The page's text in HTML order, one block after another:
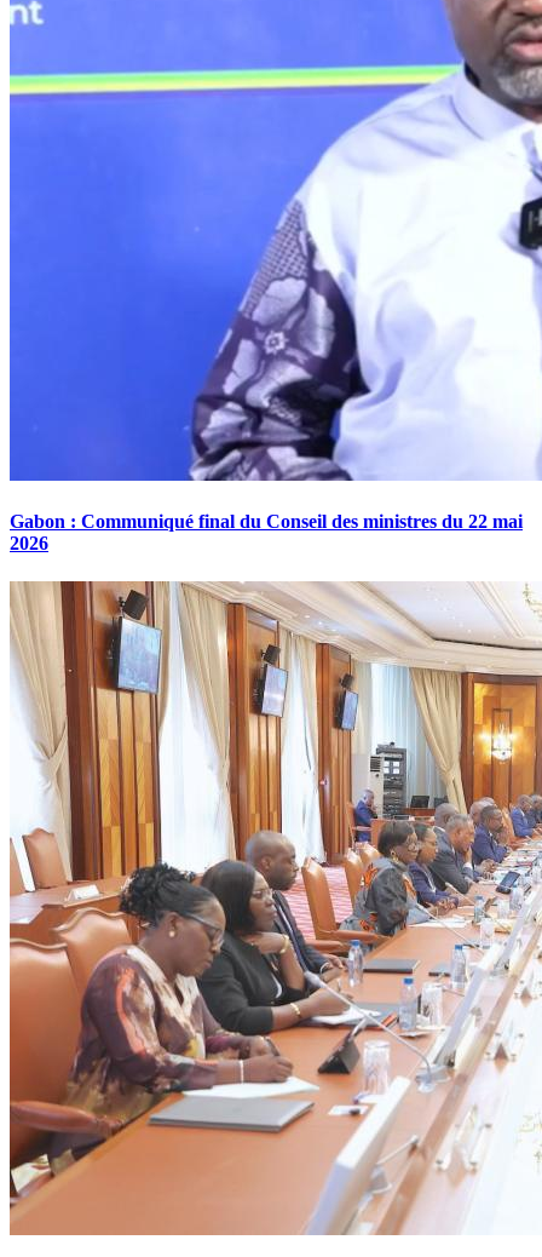
Gabon : Communiqué final du Conseil des ministres du 22 mai
2026